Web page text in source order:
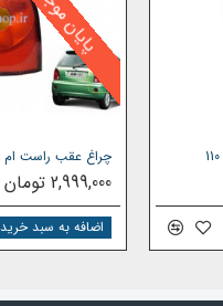
2,999,000 تومان
اضافه به سبد خرید